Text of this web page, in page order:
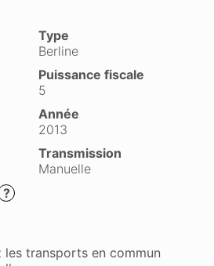
Type
Berline
Puissance fiscale
5
Année
2013
Transmission
Manuelle
?
transports en commun